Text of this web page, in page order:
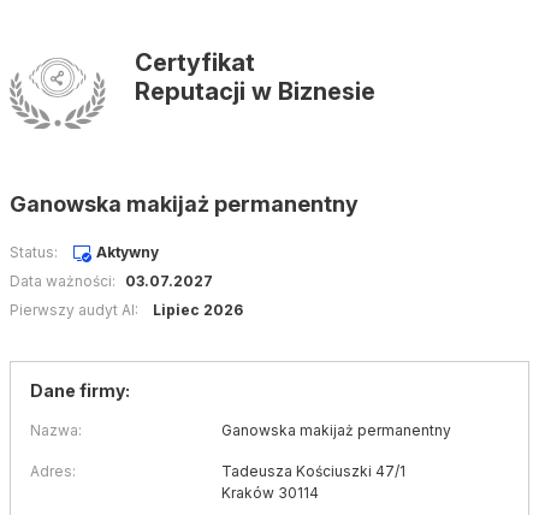
Certyfikat
Reputacji w Biznesie
Ganowska makijaż permanentny
Status:
Aktywny
Data ważności:
03.07.2027
Pierwszy audyt AI:
Lipiec 2026
Dane firmy:
Nazwa: Ganowska makijaż permanentny
Adres:
Tadeusza Kościuszki 47/1
Kraków 30114